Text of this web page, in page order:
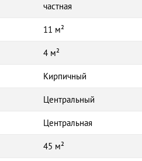
частная
11 м²
4 м²
Кирпичный
Центральный
Центральная
45 м²